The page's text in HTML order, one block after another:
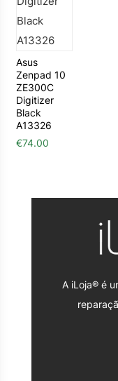
Asus
Zenpad 10
ZE300C
Digitizer
Black
A13326
€74.00
A iLoja® é